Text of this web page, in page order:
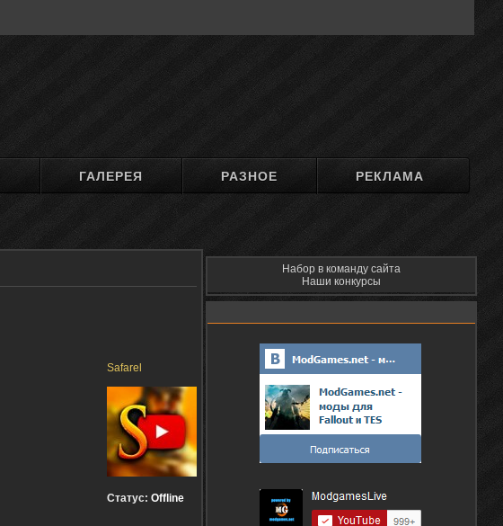
ГАЛЕРЕЯ РАЗНОЕ РЕКЛАМА
Safarel
Статус: Offline
Набор в команду сайта
Наши конкурсы